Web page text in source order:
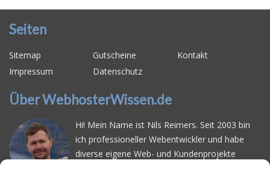
Seiten
Sitemap Gutscheine
Kontakt
Impressum
Datenschutz
Über WebhosterWissen.de
Hi! Mein Name ist Nils Reimers. Seit 2003 bin
ich professioneller Webentwickler und habe
diverse eigene Web- und Kundenprojekte